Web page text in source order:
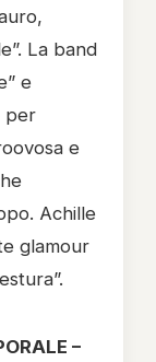
La band
e
per
e
Achille
glamour
–